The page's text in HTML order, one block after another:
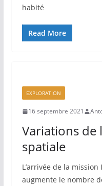
habité
Read More
EXPLORATION
16 septembre 2021
Variations
spatiale
L’arrivée de la
augmente le nombre